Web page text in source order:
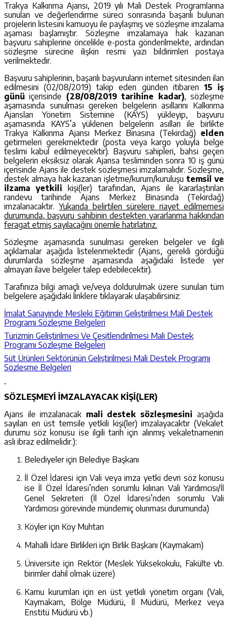
Trakya Kalkınma Ajansı, 2019 yılı Mali Destek Programlarına
sunulan ve değerlendirme süreci sonrasında başarılı bulunan
projelerin listesini kamuoyu ile paylaşmış ve sözleşme imzalama
aşaması başlamıştır. Sözleşme imzalamaya hak kazanan
başvuru sahiplerine öncelikle e-posta gönderilmekte, ardından
sözleşme sürecine ilişkin resmi yazı bildirimleri postaya
verilmektedir.
Başvuru sahiplerinin, başarılı başvuruların internet sitesinden ilan
edilmesini (02/08/2019) takip eden günden itibaren 15 iş
günü içerisinde (28/08/2019 tarihine kadar), sözleşme
aşamasında sunulması gereken belgelerin asıllarını Kalkınma
Ajansları Yönetim Sistemine (KAYS) yükleyip, başvuru
aşamasında KAYS’a yüklenen belgelerin asılları ile birlikte
Trakya Kalkınma Ajansı Merkez Binasına (Tekirdağ) elden
getirmeleri gerekmektedir (posta veya kargo yoluyla belge
teslimi kabul edilmeyecektir). Başvuru sahipleri, bahsi geçen
belgelerin eksiksiz olarak Ajansa tesliminden sonra 10 iş günü
içerisinde Ajans ile destek sözleşmesi imzalamalıdır. Sözleşme,
destek almaya hak kazanan işletme/kurum/kuruluşutemsil ve
ilzama yetkili kişi(ler) tarafından, Ajans ile kararlaştırılan
randevu tarihinde Ajans Merkez Binasında (Tekirdağ)
imzalanacaktır.Yukarıda belirtilen sürelere riayet edilmemesi
durumunda, başvuru sahibinin destekten yararlanma hakkından
feragat etmiş sayılacağını önemle hatırlatırız.
Sözleşme aşamasında sunulması gereken belgeler ve ilgili
açıklamalar aşağıda listelenmektedir (Ajans, gerekli gördüğü
durumlarda sözleşme aşamasında aşağıdaki listede yer
almayan ilave belgeler talep edebilecektir).
Tarafınıza bilgi amaçlı ve/veya doldurulmak üzere sunulan tüm
belgelere aşağıdaki linklere tıklayarak ulaşabilirsiniz:
İmalat Sanayinde Mesleki Eğitimin Geliştirilmesi Mali Destek
Programı Sözleşme Belgeleri
Turizmin Geliştirilmesi Ve Çeşitlendirilmesi Mali Destek
Programı Sözleşme Belgeleri
Süt Ürünleri Sektörünün Geliştirilmesi Mali Destek Programı
Sözleşme Belgeleri
SÖZLEŞMEYİ İMZALAYACAK KİŞİ(LER)
Ajans ile imzalanacak mali destek sözleşmesini aşağıda
sayılan en üst temsile yetkili kişi(ler) imzalayacaktır (Vekalet
durumu söz konusu ise ilgili tarih için alınmış vekaletnamenin
aslı ibraz edilmelidir.):
Belediyeler için Belediye Başkanı
İl Özel İdaresi için Vali veya imza yetki devri söz konusu
ise İl Özel İdaresi’nden sorumlu kılınan Vali Yardımcısı/İl
Genel Sekreteri (İl Özel İdaresi’nden sorumlu Vali
Yardımcısı görevinde mündemiç olunması durumunda)
Köyler için Köy Muhtarı
Mahalli İdare Birlikleri için Birlik Başkanı (Kaymakam)
Üniversite için Rektör (Meslek Yüksekokulu, Fakülte vb.
birimler dahil olmak üzere)
Kamu kurumları için en üst yetkili yönetim organı (Vali,
Kaymakam, Bölge Müdürü, İl Müdürü, Merkez veya
Enstitü Müdürü vb.)